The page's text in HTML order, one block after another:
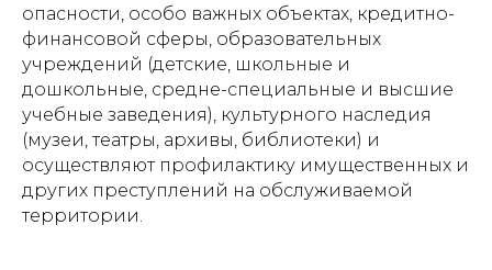
опасности, особо важных объектах, кредитно-
финансовой сферы, образовательных
учреждений (детские, школьные и
дошкольные, средне-специальные и высшие
учебные заведения), культурного наследия
(музеи, театры, архивы, библиотеки) и
осуществляют профилактику имущественных и
других преступлений на обслуживаемой
территории.